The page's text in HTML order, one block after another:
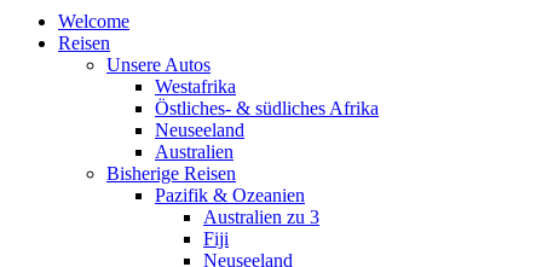
Welcome
Reisen
Unsere Autos
Westafrika
Östliches- & südliches Afrika
Neuseeland
Australien
Bisherige Reisen
Pazifik & Ozeanien
Australien zu 3
Fiji
Neuseeland